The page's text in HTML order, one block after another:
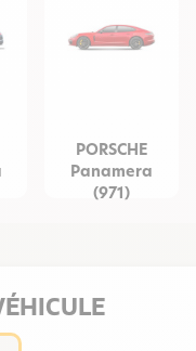
PORSCHE
Panamera
(971)